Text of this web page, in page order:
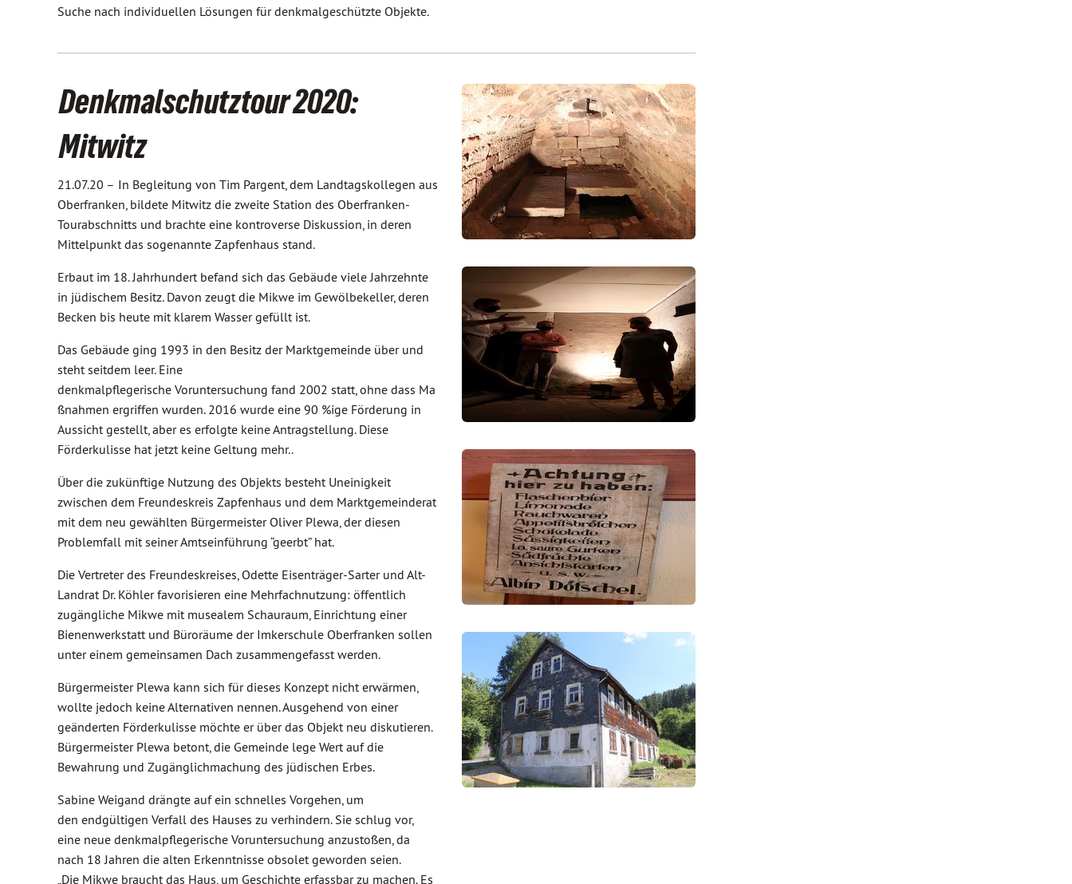
Suche nach individuellen Lösungen für denkmalgeschützte Objekte.
Denkmalschutztour 2020:
Mitwitz
21.07.20 – In Begleitung von Tim Pargent, dem Landtagskollegen aus
Oberfranken, bildete Mitwitz die zweite Station des Oberfranken-
Tourabschnitts und brachte eine kontroverse Diskussion, in deren
Mittelpunkt das sogenannte Zapfenhaus stand.
Erbaut im 18. Jahrhundert befand sich das Gebäude viele Jahrzehnte
in jüdischem Besitz. Davon zeugt die Mikwe im Gewölbekeller, deren
Becken bis heute mit klarem Wasser gefüllt ist.
Das Gebäude ging 1993 in den Besitz der Marktgemeinde über und
steht seitdem leer. Eine
denkmalpflegerische Voruntersuchung fand 2002 statt, ohne dass Ma
ßnahmen ergriffen wurden. 2016 wurde eine 90 %ige Förderung in
Aussicht gestellt, aber es erfolgte keine Antragstellung. Diese
Förderkulisse hat jetzt keine Geltung mehr..
Über die zukünftige Nutzung des Objekts besteht Uneinigkeit
zwischen dem Freundeskreis Zapfenhaus und dem Marktgemeinderat
mit dem neu gewählten Bürgermeister Oliver Plewa, der diesen
Problemfall mit seiner Amtseinführung “geerbt” hat.
Die Vertreter des Freundeskreises, Odette Eisenträger-Sarter und Alt-
Landrat Dr. Köhler favorisieren eine Mehrfachnutzung: öffentlich
zugängliche Mikwe mit musealem Schauraum, Einrichtung einer
Bienenwerkstatt und Büroräume der Imkerschule Oberfranken sollen
unter einem gemeinsamen Dach zusammengefasst werden.
Bürgermeister Plewa kann sich für dieses Konzept nicht erwärmen,
wollte jedoch keine Alternativen nennen. Ausgehend von einer
geänderten Förderkulisse möchte er über das Objekt neu diskutieren.
Bürgermeister Plewa betont, die Gemeinde lege Wert auf die
Bewahrung und Zugänglichmachung des jüdischen Erbes.
Sabine Weigand drängte auf ein schnelles Vorgehen, um
den endgültigen Verfall des Hauses zu verhindern. Sie schlug vor,
eine neue denkmalpflegerische Voruntersuchung anzustoßen, da
nach 18 Jahren die alten Erkenntnisse obsolet geworden seien.
„Die Mikwe braucht das Haus, um Geschichte erfassbar zu machen. Es